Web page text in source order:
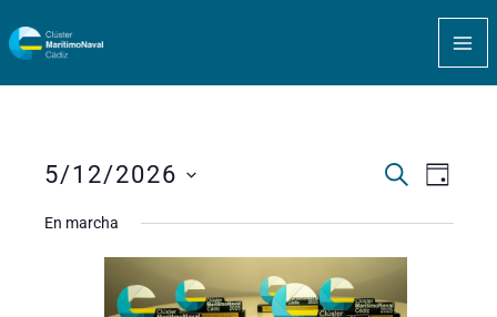
al
Navegación
vistas
BUSCAR
DÍA
5/12/2026
En marcha